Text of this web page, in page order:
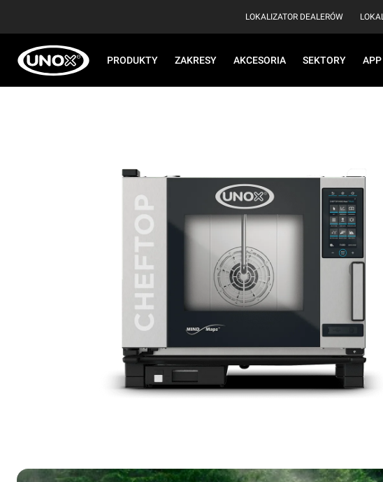
LOKALIZATOR DEALERÓW
PRODUKTY ZAKRESY AKCESORIA SEKTORY APP